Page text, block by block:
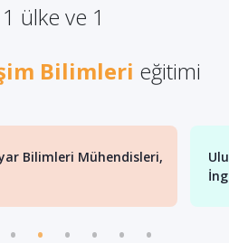
ülke ve 1
Bilimleri eğitimi
Bilimleri Mühendisleri,